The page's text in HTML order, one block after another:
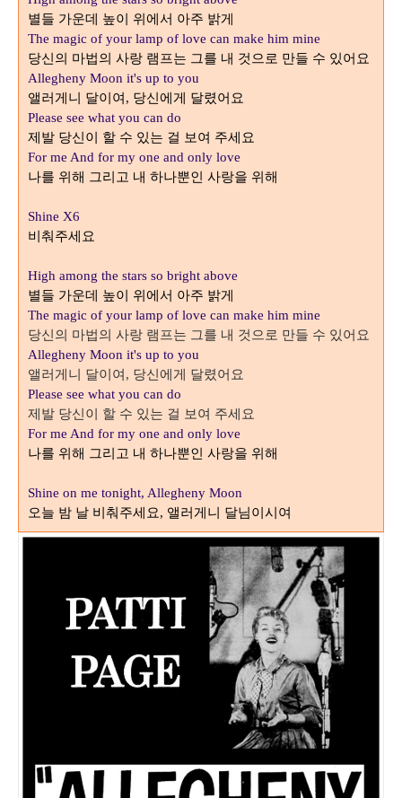
별들 가운데 높이 위에서 아주 밝게
The magic of your lamp of love can make him mine
당신의 마법의 사랑 램프는 그를 내 것으로 만들 수 있어요
Allegheny Moon it's up to you
앨러게니 달이여, 당신에게 달렸어요
Please see what you can do
제발 당신이 할 수 있는 걸 보여 주세요
For me And for my one and only love
나를 위해 그리고 내 하나뿐인 사랑을 위해
Shine X6
비춰주세요
High among the stars so bright above
별들 가운데 높이 위에서 아주 밝게
The magic of your lamp of love can make him mine
당신의 마법의 사랑 램프는 그를 내 것으로 만들 수 있어요
Allegheny Moon it's up to you
앨러게니 달이여, 당신에게 달렸어요
Please see what you can do
제발 당신이 할 수 있는 걸 보여 주세요
For me And for my one and only love
나를 위해 그리고 내 하나뿐인 사랑을 위해
Shine on me tonight, Allegheny Moon
오늘 밤 날 비춰주세요, 앨러게니 달님이시여